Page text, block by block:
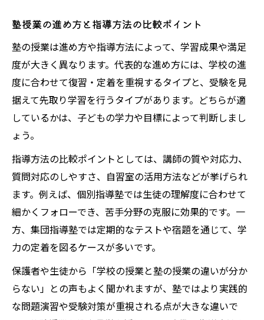
塾授業の進め方が学習スタイルに合うか確
認しよう
塾授業の活用で成績を伸ばすための工夫と
は
塾の授業が意味ないと感じる理由と対処策
塾の授業が意味ないと感じる主な原因を解
塾授業で効果を感じないときの見直しポイ
ント
塾の授業内容が合わない場合の対処方法
塾授業の活かし方を変えて成果を出すコツ
塾の授業が成績向上につながらない理由と
学校では得られない塾授業の魅力と伸びるコツ
塾の授業で得られる学校にない学習サポー
ト
塾授業の進め方と指導方法の比較ポイント
塾の授業は進め方や指導方法によって、学習成果や満足
度が大きく異なります。代表的な進め方には、学校の進
度に合わせて復習・定着を重視するタイプと、受験を見
据えて先取り学習を行うタイプがあります。どちらが適
しているかは、子どもの学力や目標によって判断しまし
ょう。
指導方法の比較ポイントとしては、講師の質や対応力、
質問対応のしやすさ、自習室の活用方法などが挙げられ
ます。例えば、個別指導塾では生徒の理解度に合わせて
細かくフォローでき、苦手分野の克服に効果的です。一
方、集団指導塾では定期的なテストや宿題を通じて、学
力の定着を図るケースが多いです。
保護者や生徒から「学校の授業と塾の授業の違いが分か
らない」との声もよく聞かれますが、塾ではより実践的
な問題演習や受験対策が重視される点が大きな違いで